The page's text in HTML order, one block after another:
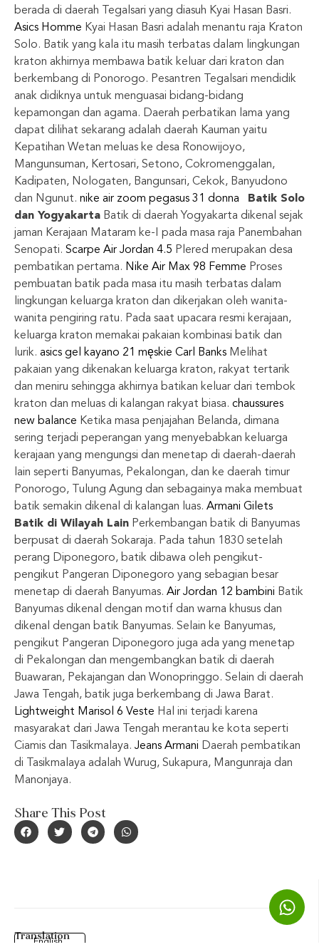
berada di daerah Tegalsari yang diasuh Kyai Hasan Basri.
Asics Homme Kyai Hasan Basri adalah menantu raja Kraton
Solo. Batik yang kala itu masih terbatas dalam lingkungan
kraton akhirnya membawa batik keluar dari kraton dan
berkembang di Ponorogo. Pesantren Tegalsari mendidik
anak didiknya untuk menguasai bidang-bidang
kepamongan dan agama. Daerah perbatikan lama yang
dapat dilihat sekarang adalah daerah Kauman yaitu
Kepatihan Wetan meluas ke desa Ronowijoyo,
Mangunsuman, Kertosari, Setono, Cokromenggalan,
Kadipaten, Nologaten, Bangunsari, Cekok, Banyudono
dan Ngunut. nike air zoom pegasus 31 donna
Batik Solo
dan Yogyakarta Batik di daerah Yogyakarta dikenal sejak
jaman Kerajaan Mataram ke-I pada masa raja Panembahan
Senopati. Scarpe Air Jordan 4.5 Plered merupakan desa
pembatikan pertama. Nike Air Max 98 Femme Proses
pembuatan batik pada masa itu masih terbatas dalam
lingkungan keluarga kraton dan dikerjakan oleh wanita-
wanita pengiring ratu. Pada saat upacara resmi kerajaan,
keluarga kraton memakai pakaian kombinasi batik dan
lurik. asics gel kayano 21 męskie Carl Banks Melihat
pakaian yang dikenakan keluarga kraton, rakyat tertarik
dan meniru sehingga akhirnya batikan keluar dari tembok
kraton dan meluas di kalangan rakyat biasa. chaussures
new balance Ketika masa penjajahan Belanda, dimana
sering terjadi peperangan yang menyebabkan keluarga
kerajaan yang mengungsi dan menetap di daerah-daerah
lain seperti Banyumas, Pekalongan, dan ke daerah timur
Ponorogo, Tulung Agung dan sebagainya maka membuat
batik semakin dikenal di kalangan luas. Armani Gilets
Batik di Wilayah Lain Perkembangan batik di Banyumas
berpusat di daerah Sokaraja. Pada tahun 1830 setelah
perang Diponegoro, batik dibawa oleh pengikut-
pengikut Pangeran Diponegoro yang sebagian besar
menetap di daerah Banyumas. Air Jordan 12 bambini Batik
Banyumas dikenal dengan motif dan warna khusus dan
dikenal dengan batik Banyumas. Selain ke Banyumas,
pengikut Pangeran Diponegoro juga ada yang menetap
di Pekalongan dan mengembangkan batik di daerah
Buawaran, Pekajangan dan Wonopringgo. Selain di daerah
Jawa Tengah, batik juga berkembang di Jawa Barat.
Lightweight Marisol 6 Veste Hal ini terjadi karena
masyarakat dari Jawa Tengah merantau ke kota seperti
Ciamis dan Tasikmalaya. Jeans Armani Daerah pembatikan
di Tasikmalaya adalah Wurug, Sukapura, Mangunraja dan
Manonjaya.
Share This Post
Translation
English